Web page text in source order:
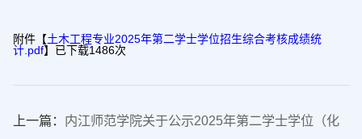
附件【土木工程专业2025年第二学士学位招生综合考核成绩统
计.pdf】已下载1486次
上一篇： 内江师范学院关于公示2025年第二学士学位（化